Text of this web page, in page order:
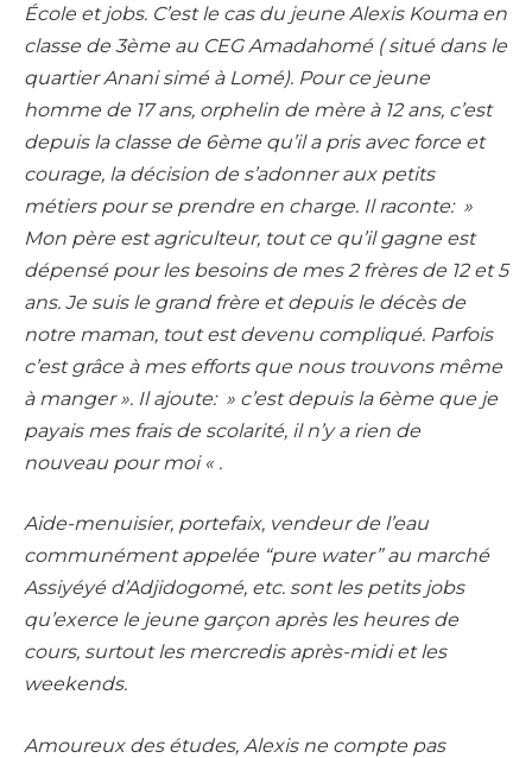
École et jobs. C’est le cas du jeune Alexis Kouma en
classe de 3ème au CEG Amadahomé ( situé dans le
quartier Anani simé à Lomé). Pour ce jeune
homme de 17 ans, orphelin de mère à 12 ans, c’est
depuis la classe de 6ème qu’il a pris avec force et
courage, la décision de s’adonner aux petits
métiers pour se prendre en charge. Il raconte: »
Mon père est agriculteur, tout ce qu’il gagne est
dépensé pour les besoins de mes 2 frères de 12 et 5
ans. Je suis le grand frère et depuis le décès de
notre maman, tout est devenu compliqué. Parfois
c’est grâce à mes efforts que nous trouvons même
à manger ». Il ajoute: » c’est depuis la 6ème que je
payais mes frais de scolarité, il n’y a rien de
nouveau pour moi « .
Aide-menuisier, portefaix, vendeur de l’eau
communément appelée “pure water” au marché
Assiyéyé d’Adjidogomé, etc. sont les petits jobs
qu’exerce le jeune garçon après les heures de
cours, surtout les mercredis après-midi et les
weekends.
Amoureux des études, Alexis ne compte pas